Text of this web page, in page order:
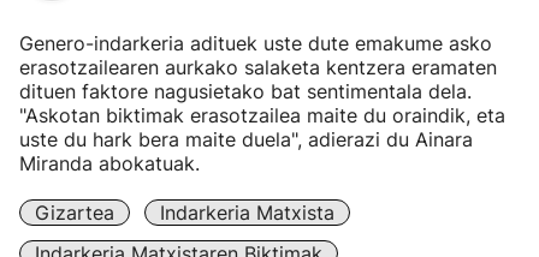
Genero-indarkeria adituek uste dute emakume asko
erasotzailearen aurkako salaketa kentzera eramaten
dituen faktore nagusietako bat sentimentala dela.
"Askotan biktimak erasotzailea maite du oraindik, eta
uste du hark bera maite duela", adierazi du Ainara
Miranda abokatuak.
Gizartea
Indarkeria Matxista